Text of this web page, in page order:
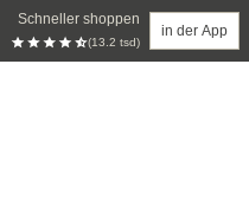
Schneller shoppen
(13.2 tsd)
in der App